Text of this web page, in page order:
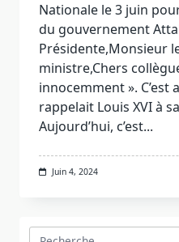
Nationale le 3 juin
du gouvernement
Présidente,Monsieur
ministre,Chers
innocemment ». C’est
rappelait Louis XVI à
Aujourd’hui, c’est...
Juin 4, 2024
Rechercher